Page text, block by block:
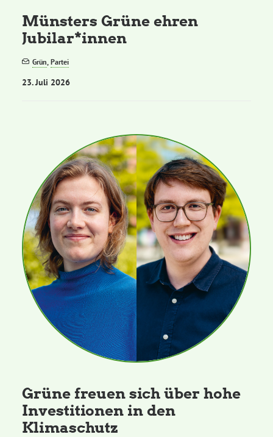
CampusGrün
Aktuelles
Kontakt
Münsters Grüne ehren
Jubilar*innen
Grün,Partei
23. Juli 2026
Grüne freuen sich über hohe
Investitionen in den
Klimaschutz